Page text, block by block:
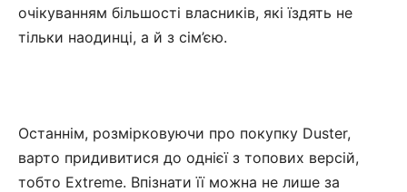
очікуванням більшості власників, які їздять не
тільки наодинці, а й з сім’єю.
Останнім, розмірковуючи про покупку Duster,
варто придивитися до однієї з топових версій,
тобто Extreme. Впізнати її можна не лише за